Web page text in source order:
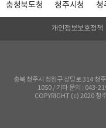
충청북도청 청주시청 청
개인정보보호정책
충북 청주시 청원구 상당로 314 청
1050 / 기타 문의 : 043-
COPYRIGHT (c) 2020 청